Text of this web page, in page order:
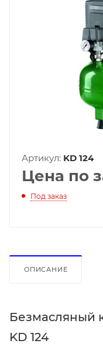
Артикул: KD 124
Цена по
Под заказ
ОПИСАНИЕ
Безмасляный
KD 124